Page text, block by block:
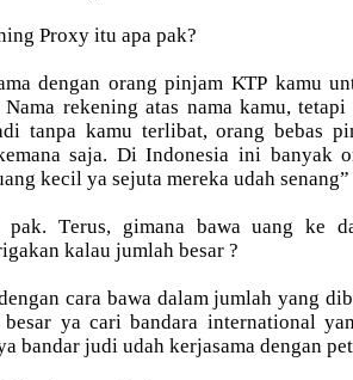
Proxy itu apa pak?
dengan orang pinjam KTP kamu
rekening atas nama kamu, tetapi
tanpa kamu terlibat, orang bebas
saja. Di Indonesia ini banyak
kecil ya sejuta mereka udah
Terus, gimana bawa uang ke
kalau jumlah besar ?
cara bawa dalam jumlah yang
ya cari bandara international
bandar judi udah kerjasama dengan